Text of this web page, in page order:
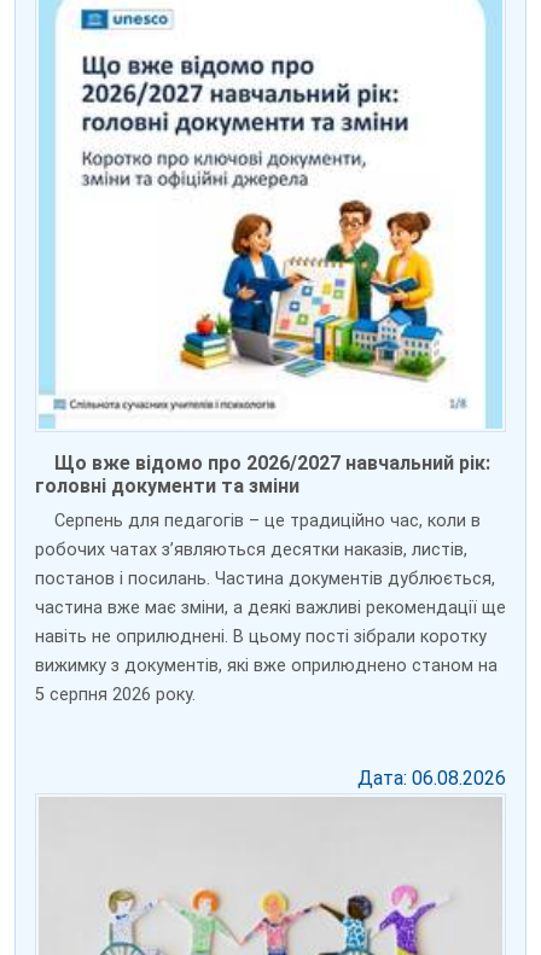
Що вже відомо про 2026/2027 навчальний рік:
головні документи та зміни
Серпень для педагогів – це традиційно час, коли в
робочих чатах з’являються десятки наказів, листів,
постанов і посилань. Частина документів дублюється,
частина вже має зміни, а деякі важливі рекомендації ще
навіть не оприлюднені. В цьому пості зібрали коротку
вижимку з документів, які вже оприлюднено станом на
5 серпня 2026 року.
Дата: 06.08.2026